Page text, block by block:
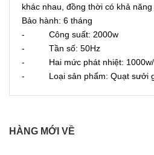
khác nhau, đồng thời có khả
Bảo hành: 6 tháng
- Công suất: 2000w
- Tần số: 50Hz
- Hai mức phát nhiệt: 1000w/
- Loại sản phẩm: Quạt sưởi
HÀNG MỚI VỀ